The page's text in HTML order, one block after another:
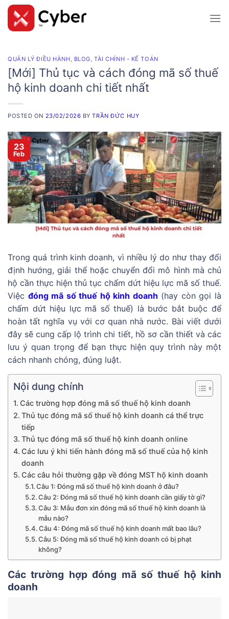
Skip
content
QUẢN LÝ ĐIỀU HÀNH, BLOG,TÀI CHÍNH - KẾ TOÁN
[Mới] Thủ tục và cách đóng mã số thuế
hộ kinh doanh chi tiết nhất
POSTED ON 23/02/2026 BYTRẦN ĐỨC HUY
23
Feb
Trong quá trình kinh doanh, vì nhiều lý do như thay đổi
định hướng, giải thể hoặc chuyển đổi mô hình mà chủ
hộ cần thực hiện thủ tục chấm dứt hiệu lực mã số thuế.
Việc đóng mã số thuế hộ kinh doanh (hay còn gọi là
chấm dứt hiệu lực mã số thuế) là bước bắt buộc để
hoàn tất nghĩa vụ với cơ quan nhà nước. Bài viết dưới
đây sẽ cung cấp lộ trình chi tiết, hồ sơ cần thiết và các
lưu ý quan trọng để bạn thực hiện quy trình này một
cách nhanh chóng, đúng luật.
Nội dung chính
Các trường hợp đóng mã số thuế hộ kinh doanh
Thủ tục đóng mã số thuế hộ kinh doanh cá thể trực
tiếp
Thủ tục đóng mã số thuế hộ kinh doanh online
Các lưu ý khi tiến hành đóng mã số thuế của hộ kinh
doanh
Các câu hỏi thường gặp về đóng MST hộ kinh doanh
Câu 1: Đóng mã số thuế hộ kinh doanh ở đâu?
Câu 2: Đóng mã số thuế hộ kinh doanh cần giấy tờ gì?
Câu 3: Mẫu đơn xin đóng mã số thuế hộ kinh doanh là
mẫu nào?
Câu 4: Đóng mã số thuế hộ kinh doanh mất bao lâu?
Câu 5: Đóng mã số thuế hộ kinh doanh có bị phạt
không?
Các trường hợp đóng mã số thuế hộ kinh
doanh